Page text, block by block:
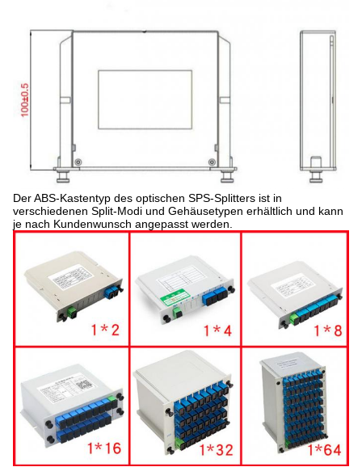
Der ABS-Kastentyp des optischen SPS-Splitters ist in
verschiedenen Split-Modi und Gehäusetypen erhältlich und kann
je nach Kundenwunsch angepasst werden.